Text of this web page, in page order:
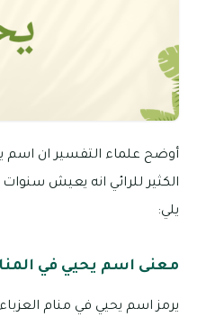
أوضح علماء التفسير ان اسم
الكثير للرائي انه يعيش
يلي:
معنى اسم يحيي في
يرمز اسم يحيي في منام